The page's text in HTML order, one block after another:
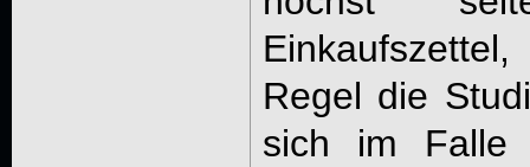
Regel die
sich im Falle